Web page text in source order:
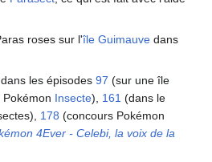
roses sur l'île Guimauve dans
les épisodes 97 (sur une île
Insecte), 161 (dans le
178 (concours Pokémon
4Ever - Celebi, la voix de la